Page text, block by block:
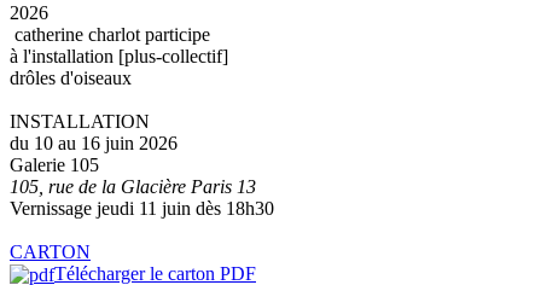
2026
catherine charlot participe
à l'installation [plus-collectif]
drôles d'oiseaux
INSTALLATION
du 10 au 16 juin 2026
Galerie 105
105, rue de la Glacière Paris 13
Vernissage jeudi 11 juin dès 18h30
CARTON
Télécharger le carton PDF